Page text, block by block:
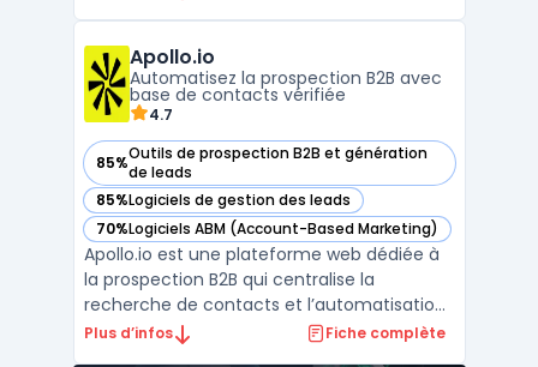
automatise les séquences de prospection
et enrichit ...
Apollo.io
Automatisez la prospection B2B avec
base de contacts vérifiée
4.7
85%Outils de prospection B2B et génération
de leads
— voir Apollo.io dans cette catégorie
85%Logiciels de gestion des leads
— voir Apollo.io dans cette catégorie
70%Logiciels ABM (Account-Based Marketing)
— voir Apollo.io dans cette catégorie
Apollo.io est une plateforme web dédiée à
la prospection B2B qui centralise la
recherche de contacts et l’automatisation
des campagnes d’outreach. L’outil cible
Plus d’infos Fiche complète